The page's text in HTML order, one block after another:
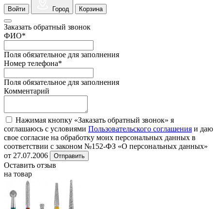
Войти Город Корзина
Заказать обратный звонок
ФИО*
Поля обязательное для заполнения
Номер телефона*
Поля обязательное для заполнения
Комментарий
Нажимая кнопку «Заказать обратный звонок» я
соглашаюсь с условиями Пользовательского соглашения и даю
свое согласие на обработку моих персональных данных в
соответствии с законом №152-ФЗ «О персональных данных»
от 27.07.2006
Отправить
Оставить отзыв
на товар